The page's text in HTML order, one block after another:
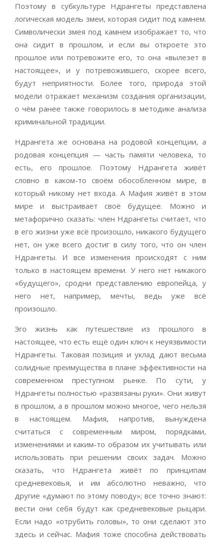
Поэтому в субкультуре Ндрангеты представлена
логическая модель змеи, которая сидит под камнем.
Символически змея под камнем изображает то, что
она сидит в прошлом, и если вы откроете это
прошлое или потревожите его, то она «вылезет в
настоящее», и у потревожившего, скорее всего,
будут неприятности. Более того, природа этой
модели отражает механизм создания организации,
о чём ранее также говорилось в методике анализа
криминальной традиции.
Ндрангета же основана на родовой концепции, а
родовая концепция — часть памяти человека, то
есть, его прошлое. Поэтому Ндрангета живёт
словно в каком-то своём обособленном мире, в
который никому нет входа. А Мафия живёт в этом
мире и выстраивает своё будущее. Можно и
метафорично сказать: член Ндрангеты считает, что
в его жизни уже всё произошло, никакого будущего
нет, он уже всего достиг в силу того, что он член
Ндрангеты. И все изменения происходят с ним
только в настоящем времени. У него нет никакого
«будущего», сродни представлению европейца, у
него нет, например, мечты, ведь уже всё
произошло.
Эго жизнь как путешествие из прошлого в
настоящее, что есть ещё один ключ к неуязвимости
Ндрангеты. Таковая позиция и уклад дают весьма
солидные преимущества в плане эффективности на
современном преступном рынке. По сути, у
Ндрангеты полностью «развязаны руки». Они живут
в прошлом, а в прошлом можно многое, чего нельзя
в настоящем. Мафия, напротив, вынуждена
считаться с современным миром, порядками,
изменениями и каким-то образом их учитывать или
использовать при решении своих задач. Можно
сказать, что Ндрангета живёт по принципам
средневековья, и им абсолютно неважно, что
другие «думают по этому поводу»; все точно знают:
вести они себя будут как средневековые рыцари.
Если надо «отрубить головы», то они сделают это
здесь и сейчас. Мафия тоже способна действовать